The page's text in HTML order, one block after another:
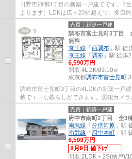
日野市神明3丁目の新築一戸建てです。2
よります）LDKは広々20帖越えで、多目
がついています。1階にはファミリークロ
売買｜新築一戸建
調布市富士見町3丁
無料
京王線 「 西調布 」駅 徒
京王線 「 調布 」駅 徒歩
6,590万円
間取:4LDK/89.10㎡
東京都調布市富士見町
調布市富士見町3丁目の4LDKの新築一戸
載でエコな暮らしができます。防犯カメ
あります。調布市でお住まいをお探しなら
売買｜新築一戸建
府中市南町2丁目 全3
南武線 「 分倍河原 」駅
南武線 「 府中本町 」駅
6,599万円
8月9日 値下げ
間取:2LDK＋2S(納戸)/